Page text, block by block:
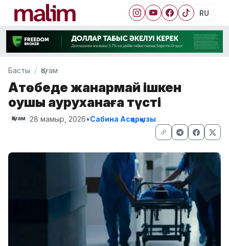
RU
Басты Қоғам
Ақтөбеде жанармай ішкен
оқушы ауруханаға түсті
Қоғам 28 мамыр, 2026•Сабина Асқарқызы